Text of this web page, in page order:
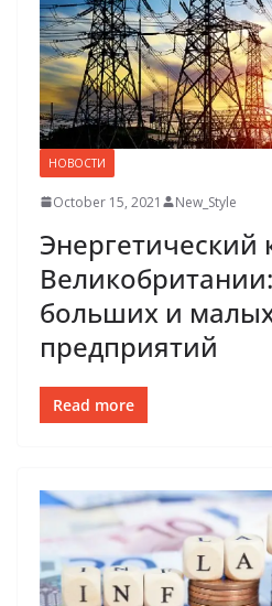
НОВОСТИ
October 15, 2021 New_Style
Энергетический
больших и
предприятий
Read more